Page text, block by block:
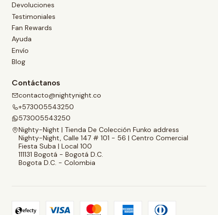
Devoluciones
Testimoniales
Fan Rewards
Ayuda
Envío
Blog
Contáctanos
contacto@nightynight.co
+573005543250
573005543250
Nighty-Night | Tienda De Colección Funko address
Nighty-Night, Calle 147 # 101 - 56 | Centro Comercial
Fiesta Suba | Local 100
111131 Bogotá - Bogotá D.C.
Bogota D.C. - Colombia